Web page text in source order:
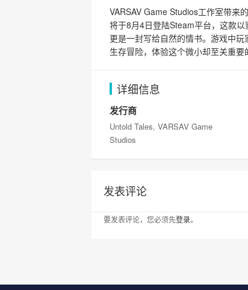
VARSAV Game Studios工作室带来
将于8月4日登陆Steam平台，这款以
更是一封写给自然的情书。游戏中
生存冒险，体验这个微小却至关重要
详细信息
发行商
Untold Tales, VARSAV Game
Studios
发表评论
要发表评论，您必须先登录。